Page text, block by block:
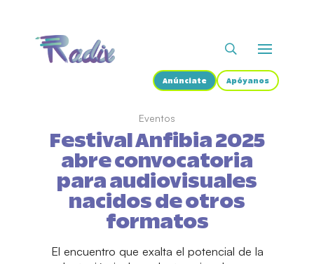
Anúnciate Apóyanos
Eventos
Festival Anfibia 2025
abre convocatoria
para audiovisuales
nacidos de otros
formatos
El encuentro que exalta el potencial de la